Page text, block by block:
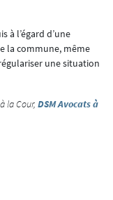
à l’égard d’une
la commune, même
une situation
la Cour, DSM Avocats à